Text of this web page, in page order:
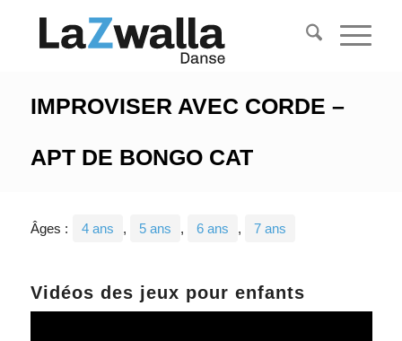
IMPROVISER AVEC CORDE –
APT DE BONGO CAT
Âges : 4 ans , 5 ans , 6 ans , 7 ans
Vidéos des jeux pour enfants